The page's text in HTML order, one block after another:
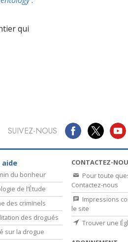
qui
SUIVEZ-NOUS
du bonheur
de l’Étude
des criminels
des drogués
sur la drogue
CONTACTEZ-
Pour toute
Contactez-nous
Impressions
le site
Trouver une